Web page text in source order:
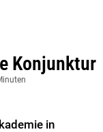
Konjunktur
in